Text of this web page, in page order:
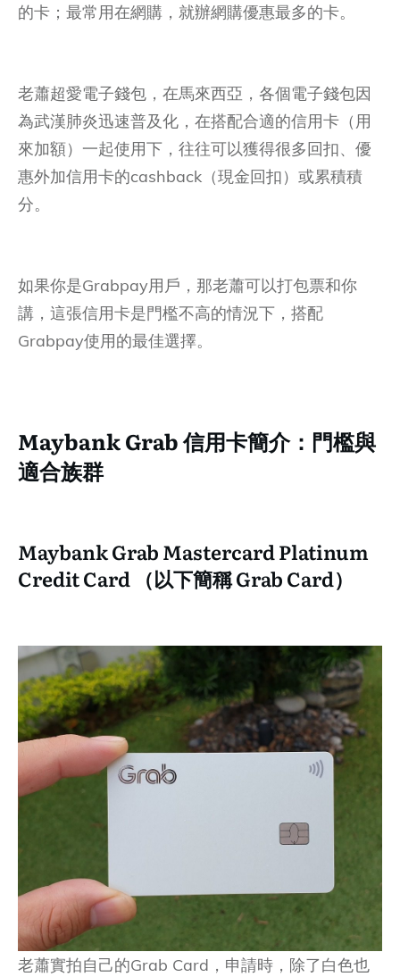
的卡；最常用在網購，就辦網購優惠最多的卡。
老蕭超愛電子錢包，在馬來西亞，各個電子錢包因
為武漢肺炎迅速普及化，在搭配合適的信用卡（用
來加額）一起使用下，往往可以獲得很多回扣、優
惠外加信用卡的cashback（現金回扣）或累積積
分。
如果你是Grabpay用戶，那老蕭可以打包票和你
講，這張信用卡是門檻不高的情況下，搭配
Grabpay使用的最佳選擇。
Maybank Grab 信用卡簡介：門檻與
適合族群
Maybank Grab Mastercard Platinum
Credit Card （以下簡稱 Grab Card）
老蕭實拍自己的Grab Card，申請時，除了白色也